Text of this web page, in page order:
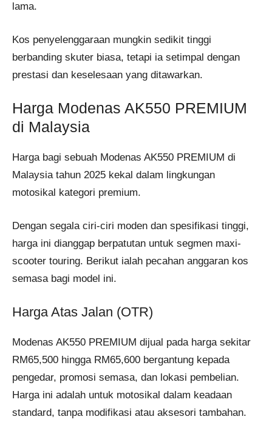
lama.
Kos penyelenggaraan mungkin sedikit tinggi
berbanding skuter biasa, tetapi ia setimpal dengan
prestasi dan keselesaan yang ditawarkan.
Harga Modenas AK550 PREMIUM
di Malaysia
Harga bagi sebuah Modenas AK550 PREMIUM di
Malaysia tahun 2025 kekal dalam lingkungan
motosikal kategori premium.
Dengan segala ciri-ciri moden dan spesifikasi tinggi,
harga ini dianggap berpatutan untuk segmen maxi-
scooter touring. Berikut ialah pecahan anggaran kos
semasa bagi model ini.
Harga Atas Jalan (OTR)
Modenas AK550 PREMIUM dijual pada harga sekitar
RM65,500 hingga RM65,600 bergantung kepada
pengedar, promosi semasa, dan lokasi pembelian.
Harga ini adalah untuk motosikal dalam keadaan
standard, tanpa modifikasi atau aksesori tambahan.